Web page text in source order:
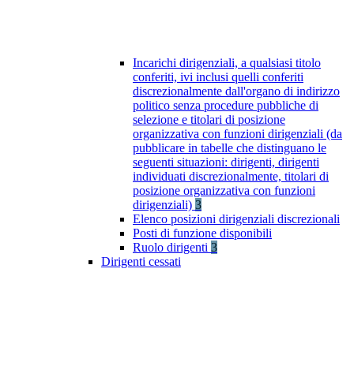
Incarichi dirigenziali, a qualsiasi titolo
conferiti, ivi inclusi quelli conferiti
discrezionalmente dall'organo di indirizzo
politico senza procedure pubbliche di
selezione e titolari di posizione
organizzativa con funzioni dirigenziali (da
pubblicare in tabelle che distinguano le
seguenti situazioni: dirigenti, dirigenti
individuati discrezionalmente, titolari di
posizione organizzativa con funzioni
dirigenziali) 3
Elenco posizioni dirigenziali discrezionali
Posti di funzione disponibili
Ruolo dirigenti 3
Dirigenti cessati